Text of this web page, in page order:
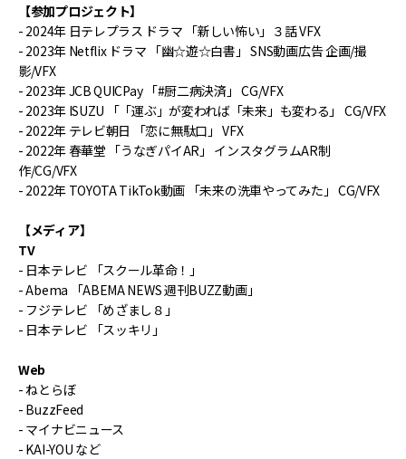
【参加プロジェクト】
- 2024年 日テレプラス ドラマ 「新しい怖い」３話 VFX
- 2023年 Netflix ドラマ 「幽☆遊☆白書」 SNS動画広告 企画/撮
影/VFX
- 2023年 JCB QUICPay 「#厨二病決済」 CG/VFX
- 2023年 ISUZU 「「運ぶ」が変われば「未来」も変わる」 CG/VFX
- 2022年 テレビ朝日 「恋に無駄口」 VFX
- 2022年 春華堂 「うなぎパイAR」 インスタグラムAR制
作/CG/VFX
- 2022年 TOYOTA TikTok動画 「未来の洗車やってみた」 CG/VFX
【メディア】
TV
- 日本テレビ 「スクール革命！」
- Abema 「ABEMA NEWS 週刊BUZZ動画」
- フジテレビ 「めざまし８」
- 日本テレビ 「スッキリ」
Web
- ねとらぼ
- BuzzFeed
- マイナビニュース
- KAI-YOU など